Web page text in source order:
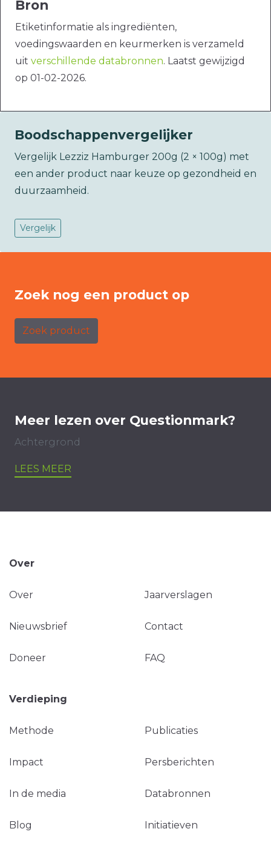
Bron
Etiketinformatie als ingrediënten,
voedingswaarden en keurmerken is verzameld
uit verschillende databronnen. Laatst gewijzigd
op 01-02-2026.
Boodschappenvergelijker
Vergelijk Lezziz Hamburger 200g (2 × 100g) met
een ander product naar keuze op gezondheid en
duurzaamheid.
Vergelijk
Zoek nog een product op
Zoek product
Meer lezen over Questionmark?
Achtergrond
LEES MEER
Over
Over Jaarverslagen
Nieuwsbrief Contact
Doneer FAQ
Verdieping
Methode Publicaties
Impact Persberichten
In de media Databronnen
Blog Initiatieven